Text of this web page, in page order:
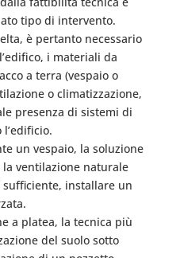
tipo di intervento.
è pertanto necessario
i materiali da
a terra (vespaio o
o climatizzazione,
presenza di sistemi di
un vespaio, la soluzione
ventilazione naturale
sufficiente, installare un
a platea, la tecnica più
del suolo sotto